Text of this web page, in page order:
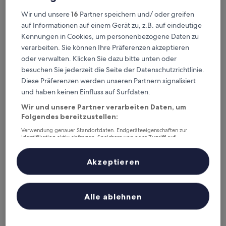
Dieses Wochenende
7. Aug. - 9. Aug.
Nächstes Wochenende
14. Aug. - 16. Aug.
Strandhotels in Oranjestad
Victoria City Hotel
Victoria City Hotel
2.5-
Sterne-
Unterkunft
Oranjestad
8.6
8,6/10 Hervorragend (553 Bewertungen)
Victoria City Hotel
Hotel RH
Hotel RH
3.0-
Sterne-
Oranjestad
9.2
9,2/10
Hotel RH
Wir und unsere16 Partner speichern und/ oder greifen
auf Informationen auf einem Gerät zu, z.B. auf eindeutige
Kennungen in Cookies, um personenbezogene Daten zu
verarbeiten. Sie können Ihre Präferenzen akzeptieren
oder verwalten. Klicken Sie dazu bitte unten oder
besuchen Sie jederzeit die Seite der Datenschutzrichtlinie.
Diese Präferenzen werden unseren Partnern signalisiert
und haben keinen Einfluss auf Surfdaten.
Wir und unsere Partner verarbeiten Daten, um
Folgendes bereitzustellen:
Verwendung genauer Standortdaten. Endgeräteeigenschaften zur
Identifikation aktiv abfragen. Speichern von oder Zugriff auf
Inhalte, Messung von Werbeleistung und der Performance von Inhalten,
Zielgruppenforschung sowie Entwicklung und Verbesserung von
Liste der Partner (Lieferanten)
Alle ablehnen
Akzeptieren